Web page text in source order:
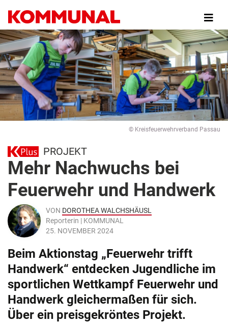
zum
Inhalt
© Kreisfeuerwehrverband Passau
PROJEKT
Mehr Nachwuchs bei
Feuerwehr und Handwerk
VON DOROTHEA WALCHSHÄUSL
Reporterin | KOMMUNAL
25. NOVEMBER 2024
Beim Aktionstag „Feuerwehr trifft
Handwerk“ entdecken Jugendliche im
sportlichen Wettkampf Feuerwehr und
Handwerk gleichermaßen für sich.
Über ein preisgekröntes Projekt.